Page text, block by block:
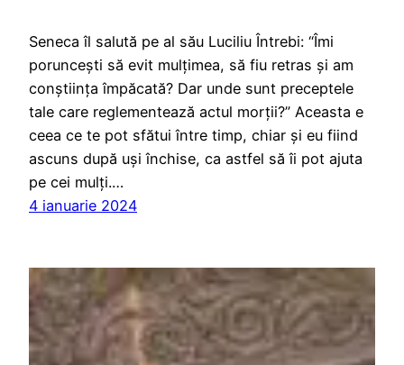
Seneca îl salută pe al său Luciliu Întrebi: “Îmi
poruncești să evit mulțimea, să fiu retras și am
conștiința împăcată? Dar unde sunt preceptele
tale care reglementează actul morții?” Aceasta e
ceea ce te pot sfătui între timp, chiar și eu fiind
ascuns după uși închise, ca astfel să îi pot ajuta
pe cei mulți.…
4 ianuarie 2024